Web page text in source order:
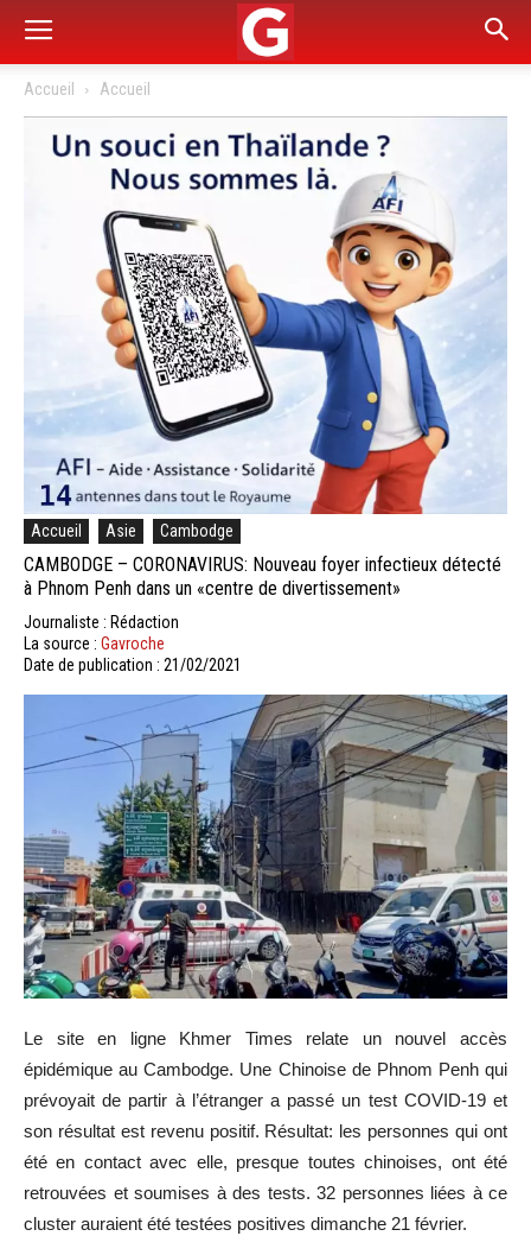
Accueil Accueil
Accueil Asie Cambodge
CAMBODGE – CORONAVIRUS: Nouveau foyer infectieux détecté
à Phnom Penh dans un «centre de divertissement»
Journaliste : Rédaction
La source : Gavroche
Date de publication : 21/02/2021
Le site en ligne Khmer Times relate un nouvel accès
épidémique au Cambodge. Une Chinoise de Phnom Penh qui
prévoyait de partir à l’étranger a passé un test COVID-19 et
son résultat est revenu positif. Résultat: les personnes qui ont
été en contact avec elle, presque toutes chinoises, ont été
retrouvées et soumises à des tests. 32 personnes liées à ce
cluster auraient été testées positives dimanche 21 février.